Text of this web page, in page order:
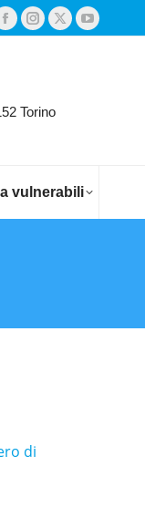
Facebook
new
Instagram
new
X
Torino
vulnerabili
di